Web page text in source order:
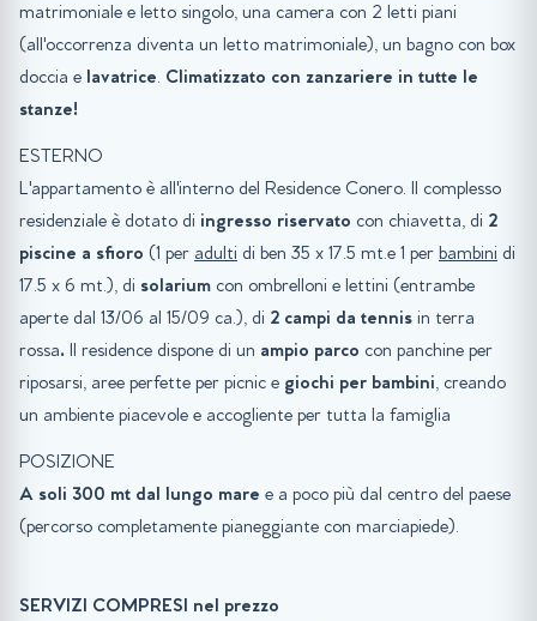
matrimoniale e letto singolo, una camera con 2 letti piani
(all'occorrenza diventa un letto matrimoniale), un bagno con box
doccia e lavatrice. Climatizzato con zanzariere in tutte le
stanze!
ESTERNO
L'appartamento è all'interno del Residence Conero. Il complesso
residenziale è dotato di ingresso riservato con chiavetta, di 2
piscine a sfioro (1 per adulti di ben 35 x 17.5 mt.e 1 per bambini di
17.5 x 6 mt.), di solarium con ombrelloni e lettini (entrambe
aperte dal 13/06 al 15/09 ca.), di 2 campi da tennis in terra
rossa. Il residence dispone di un ampio parco con panchine per
riposarsi, aree perfette per picnic e giochi per bambini, creando
un ambiente piacevole e accogliente per tutta la famiglia
POSIZIONE
A soli 300 mt dal lungo mare e a poco più dal centro del paese
(percorso completamente pianeggiante con marciapiede).
SERVIZI COMPRESI nel prezzo